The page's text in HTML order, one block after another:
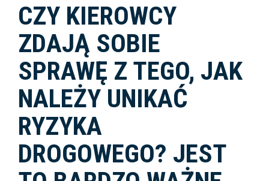
CZY KIEROWCY
ZDAJĄ SOBIE
SPRAWĘ Z TEGO, JAK
NALEŻY UNIKAĆ
RYZYKA
DROGOWEGO? JEST